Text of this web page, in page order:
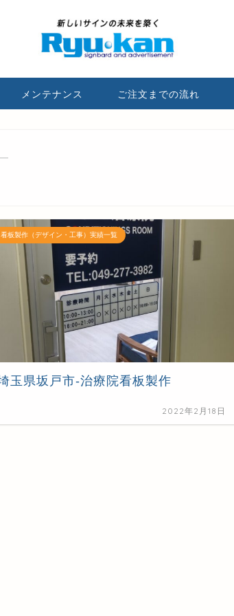
メンテナンス ご注文までの流れ
看板製作（デザイン・工事）実績一覧
玉県坂戸市-治療院看板製作
2022年2月18日